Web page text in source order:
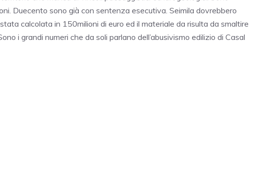
Duecento sono già con sentenza esecutiva. Seimila dovrebbero
calcolata in 150milioni di euro ed il materiale da risulta da smaltire
i grandi numeri che da soli parlano dell’abusivismo edilizio di Casal